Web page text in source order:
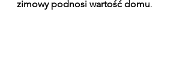
zimowy podnosi wartość domu.